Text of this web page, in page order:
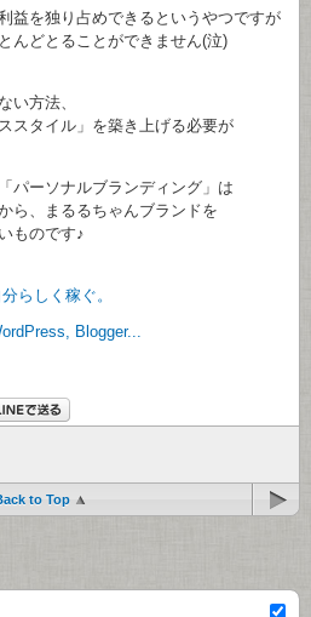
益を独り占めできるというやつですが
んどとることができません(泣)
い方法、
スタイル」を築き上げる必要が
パーソナルブランディング」は
ら、まるるちゃんブランドを
ものです♪
to Top